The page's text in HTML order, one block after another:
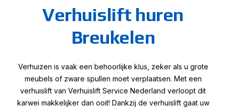
Verhuislift huren
Breukelen
Verhuizen is vaak een behoorlijke klus, zeker als u grote
meubels of zware spullen moet verplaatsen. Met een
verhuislift van Verhuislift Service Nederland verloopt dit
karwei makkelijker dan ooit! Dankzij de verhuislift gaat uw